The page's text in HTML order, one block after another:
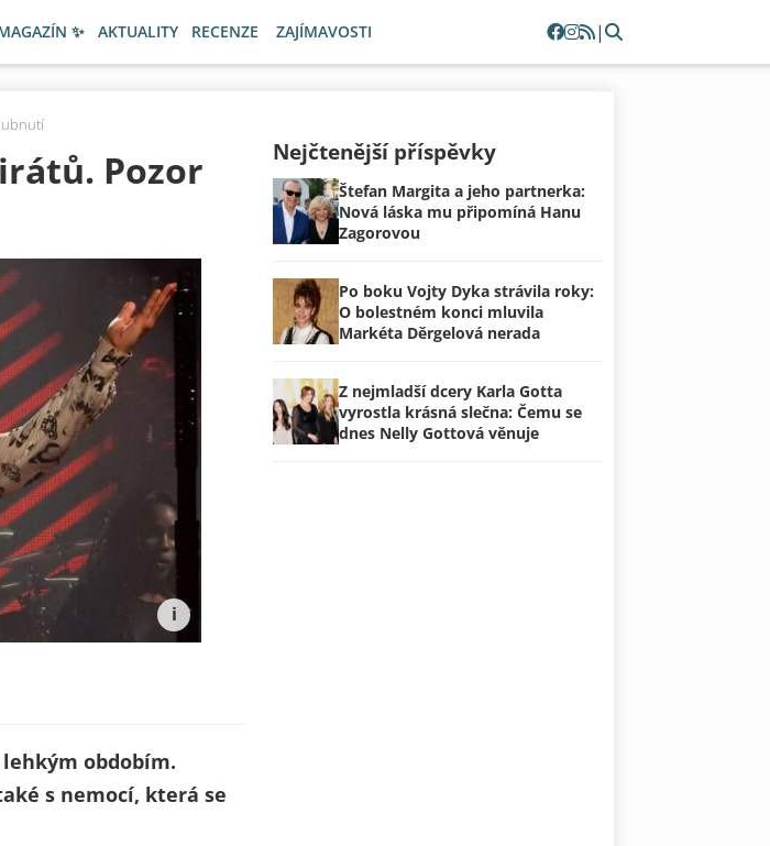
✨ AKTUALITY RECENZE ZAJÍMAVOSTI |
Pozor
obdobím.
s nemocí, která se
Nejčtenější příspěvky
Štefan Margita a jeho partnerka:
Nová láska mu připomíná Hanu
Zagorovou
Po boku Vojty Dyka strávila roky:
O bolestném konci mluvila
Markéta Děrgelová nerada
Z nejmladší dcery Karla Gotta
vyrostla krásná slečna: Čemu se
dnes Nelly Gottová věnuje